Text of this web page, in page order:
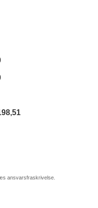
ansvarsfraskrivelse.